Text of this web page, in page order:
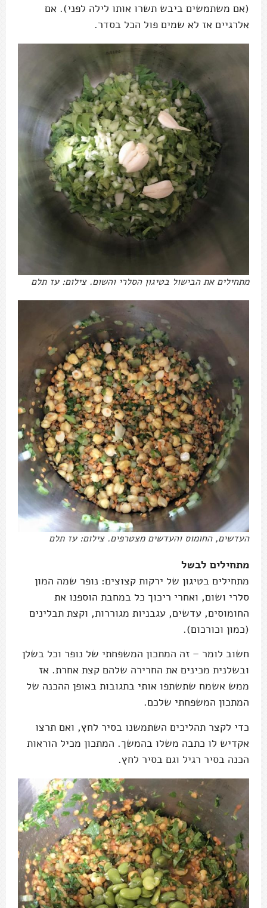
(אם משתמשים ביבש תשרו אותו לילה לפני). אם
אלרגיים אז לא שמים פול הכל בסדר.
מתחילים את הבישול בטיגון הסלרי והשום. צילום: עז תלם
העדשים, החומוס והעדשים מצטרפים. צילום: עז תלם
מתחילים לבשל
מתחילים בטיגון של ירקות קצוצים: נופר שמה המון
סלרי ושום, ואחרי ריכוך כל במחבת הוספנו את
החומוסים, עדשים, עגבניות מגוררות, וקצת תבלינים
(כמון וכורכום).
חשוב לומר – זה המתכון המשפחתי של נופר וכל בשלן
ובשלנית מכינים את החרירה שלהם קצת אחרת. אז
ממש אשמח שתשתפו אותי בתגובות באופן ההכנה של
המתכון המשפחתי שלכם.
כדי לקצר תהליכים השתמשנו בסיר לחץ, ואם תרצו
אקדיש לו כתבה משלו בהמשך. המתכון מכיל הוראות
הכנה בסיר רגיל וגם בסיר לחץ.